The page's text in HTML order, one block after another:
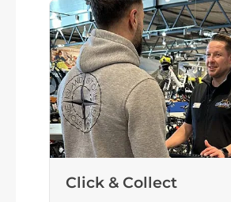
Shimano CN-LG500
Rücklicht
Cosmus Fuxon R-121
Vorderrad Nabe
QR
Click & Collect